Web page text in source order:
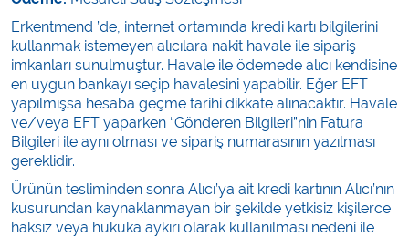
Erkentmend ’de, internet ortamında kredi kartı bilgilerini
kullanmak istemeyen alıcılara nakit havale ile sipariş
imkanları sunulmuştur. Havale ile ödemede alıcı kendisine
en uygun bankayı seçip havalesini yapabilir. Eğer EFT
yapılmışsa hesaba geçme tarihi dikkate alınacaktır. Havale
ve/veya EFT yaparken “Gönderen Bilgileri”nin Fatura
Bilgileri ile aynı olması ve sipariş numarasının yazılması
gereklidir.
Ürünün tesliminden sonra Alıcı’ya ait kredi kartının Alıcı’nın
kusurundan kaynaklanmayan bir şekilde yetkisiz kişilerce
haksız veya hukuka aykırı olarak kullanılması nedeni ile